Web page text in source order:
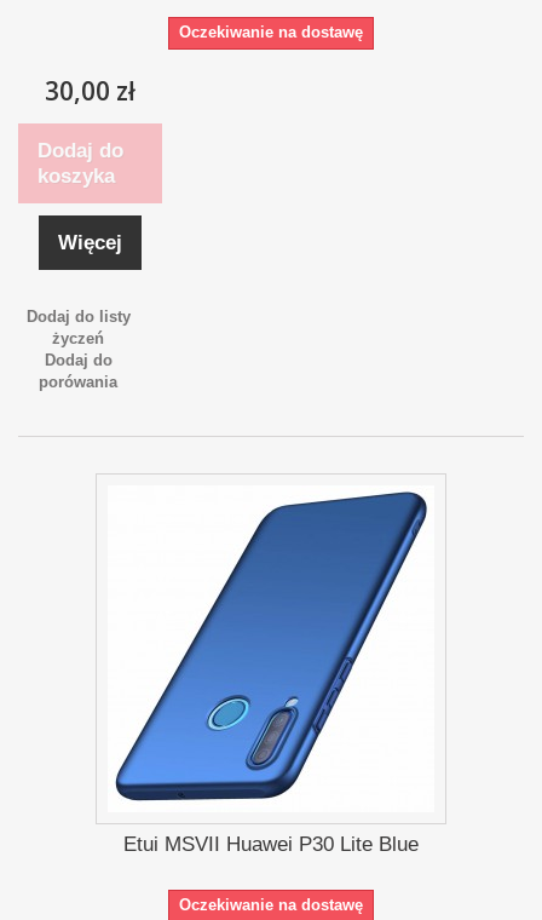
Oczekiwanie na dostawę
30,00 zł
Dodaj do
koszyka
Więcej
Dodaj do listy
życzeń
Dodaj do
porówania
Etui MSVII Huawei P30 Lite Blue
Oczekiwanie na dostawę